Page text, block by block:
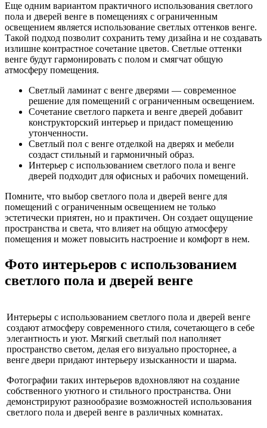
Еще одним вариантом практичного использования светлого
пола и дверей венге в помещениях с ограниченным
освещением является использование светлых оттенков венге.
Такой подход позволит сохранить тему дизайна и не создавать
излишне контрастное сочетание цветов. Светлые оттенки
венге будут гармонировать с полом и смягчат общую
атмосферу помещения.
Светлый ламинат с венге дверями — современное
решение для помещений с ограниченным освещением.
Сочетание светлого паркета и венге дверей добавит
конструкторский интерьер и придаст помещению
утонченности.
Светлый пол с венге отделкой на дверях и мебели
создаст стильный и гармоничный образ.
Интерьер с использованием светлого пола и венге
дверей подходит для офисных и рабочих помещений.
Помните, что выбор светлого пола и дверей венге для
помещений с ограниченным освещением не только
эстетически приятен, но и практичен. Он создает ощущение
пространства и света, что влияет на общую атмосферу
помещения и может повысить настроение и комфорт в нем.
Фото интерьеров с использованием
светлого пола и дверей венге
Интерьеры с использованием светлого пола и дверей венге
создают атмосферу современного стиля, сочетающего в себе
элегантность и уют. Мягкий светлый пол наполняет
пространство светом, делая его визуально просторнее, а
венге двери придают интерьеру изысканности и шарма.
Фотографии таких интерьеров вдохновляют на создание
собственного уютного и стильного пространства. Они
демонстрируют разнообразие возможностей использования
светлого пола и дверей венге в различных комнатах.